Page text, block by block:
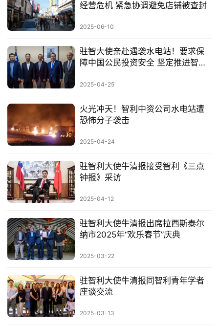
经营危机 紧急协调避免店铺被查封
2025-06-10
驻智大使亲赴遇袭水电站！要求保
障中国公民投资安全 坚定推进智利
2025-04-25
火光冲天！智利中资公司水电站遭
恐怖分子袭击
2025-04-24
驻智利大使牛清报接受智利《三点
钟报》采访
2025-04-12
驻智利大使牛清报出席拉西斯泰尔
纳市2025年“欢乐春节”庆典
2025-03-22
驻智利大使牛清报同智利青年学者
座谈交流
2025-03-13